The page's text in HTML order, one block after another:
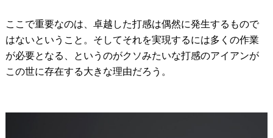
ここで重要なのは、卓越した打感は偶然に発生するもので
はないということ。そしてそれを実現するには多くの作業
が必要となる、というのがクソみたいな打感のアイアンが
この世に存在する大きな理由だろう。